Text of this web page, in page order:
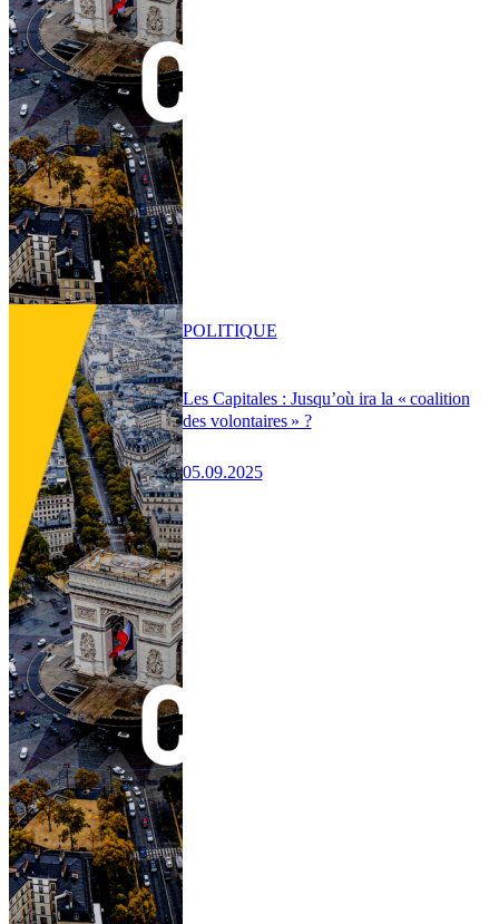
Les Capitales : Jusqu’où ira la « coalition
des volontaires » ?
05.09.2025
POLITIQUE